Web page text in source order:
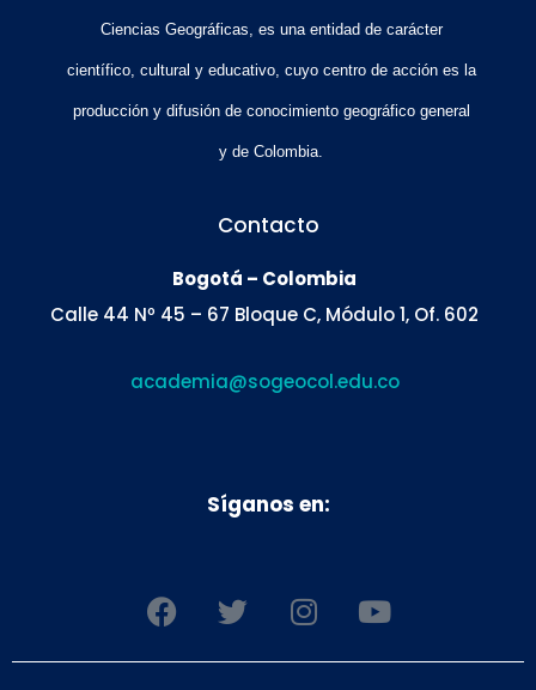
Ciencias Geográficas, es una entidad de carácter
científico, cultural y educativo, cuyo centro de acción es la
producción y difusión de conocimiento geográfico general
y de Colombia.
Contacto
Bogotá – Colombia
Calle 44 Nº 45 – 67 Bloque C, Módulo 1, Of. 602
academia@sogeocol.edu.co
Síganos en:
F
a
c
T
w
i
I
n
s
Y
o
u